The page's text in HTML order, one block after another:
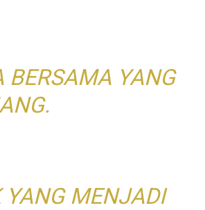
BERSAMA YANG
MENJADI